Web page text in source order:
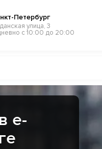
Петербург
улица, 3
с 10:00 до 20:00
e-